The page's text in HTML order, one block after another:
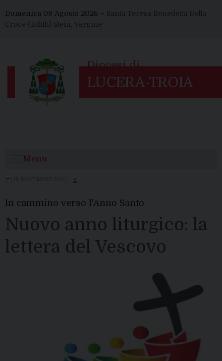
to
content
Domenica 09 Agosto 2026 – Santa Teresa Benedetta Della
Croce (Edith) Stein, Vergine
Menu
In cammino verso l'Anno Santo
Nuovo anno liturgico: la
lettera del Vescovo